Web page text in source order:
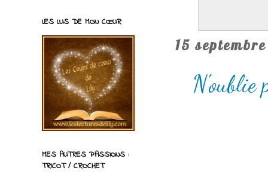
15
LES LUS DE MON CŒUR
MES AUTRES PASSIONS :
TRICOT / CROCHET